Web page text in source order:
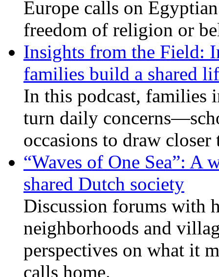
Europe calls on
freedom of religion or
Insights from the Field:
families build a shared
In this podcast, families
turn daily
occasions to draw
“Waves of One Sea”:
shared Dutch society
Discussion forums with
neighborhoods and
perspectives on what it
calls home.